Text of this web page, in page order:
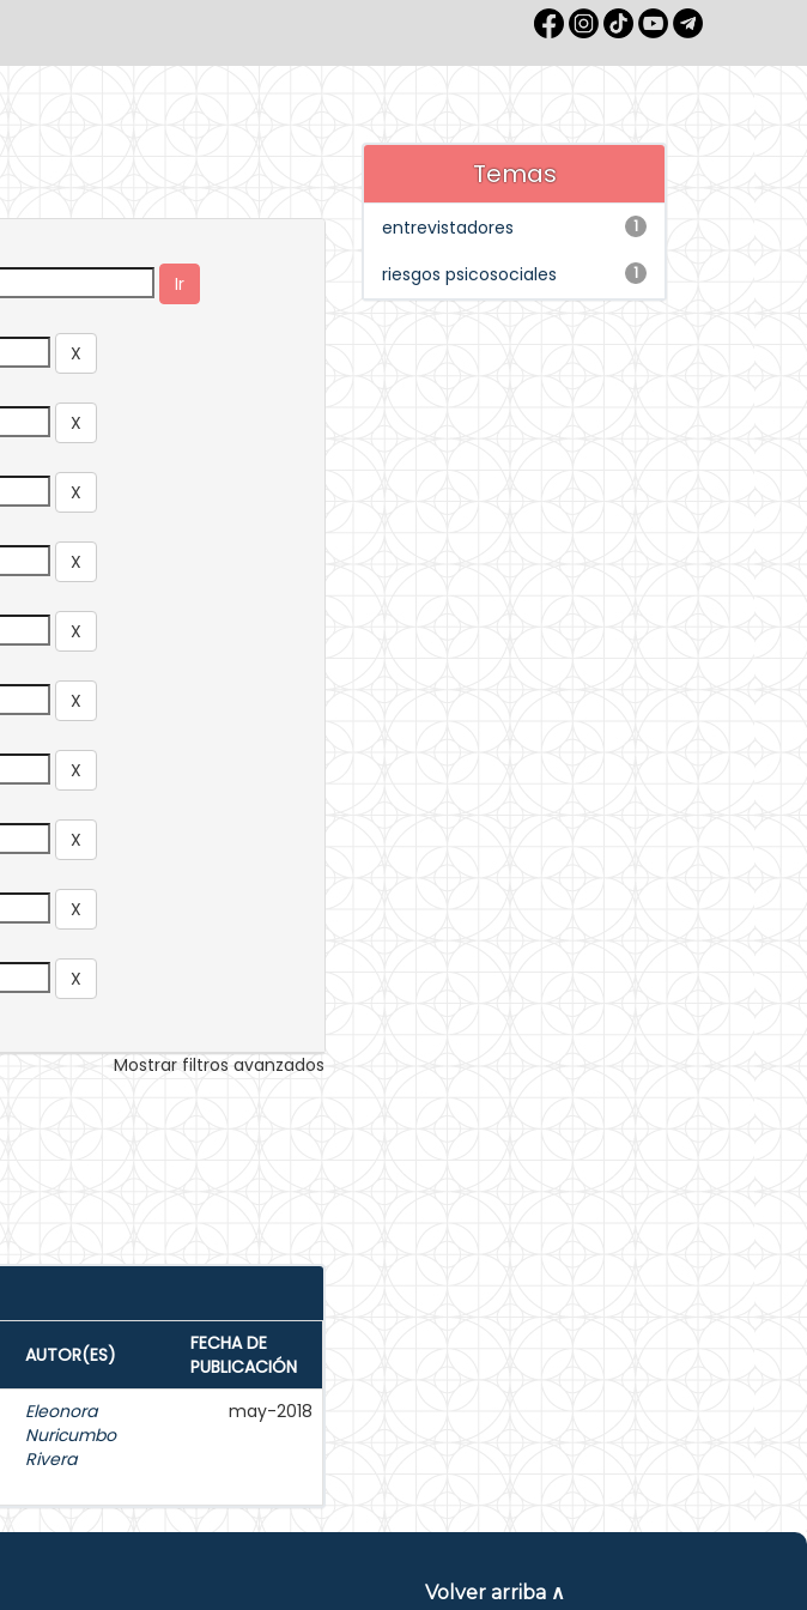
Mostrar filtros avanzados
AUTOR(ES)
FECHA DE
PUBLICACIÓN
Eleonora
Nuricumbo
Rivera
may-2018
Temas
1
entrevistadores
1
riesgos psicosociales
Volver arriba ∧